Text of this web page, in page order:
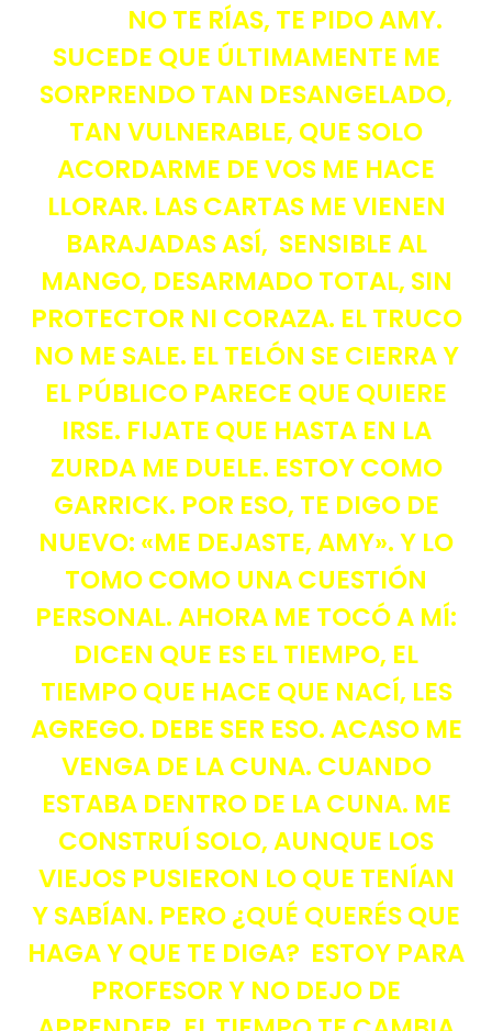
NO TE RÍAS, TE PIDO AMY.
SUCEDE QUE ÚLTIMAMENTE ME
SORPRENDO TAN DESANGELADO,
TAN VULNERABLE, QUE SOLO
ACORDARME DE VOS ME HACE
LLORAR. LAS CARTAS ME VIENEN
BARAJADAS ASÍ, SENSIBLE AL
MANGO, DESARMADO TOTAL, SIN
PROTECTOR NI CORAZA. EL TRUCO
NO ME SALE. EL TELÓN SE CIERRA Y
EL PÚBLICO PARECE QUE QUIERE
IRSE. FIJATE QUE HASTA EN LA
ZURDA ME DUELE. ESTOY COMO
GARRICK. POR ESO, TE DIGO DE
NUEVO: «ME DEJASTE, AMY». Y LO
TOMO COMO UNA CUESTIÓN
PERSONAL. AHORA ME TOCÓ A MÍ:
DICEN QUE ES EL TIEMPO, EL
TIEMPO QUE HACE QUE NACÍ, LES
AGREGO. DEBE SER ESO. ACASO ME
VENGA DE LA CUNA. CUANDO
ESTABA DENTRO DE LA CUNA. ME
CONSTRUÍ SOLO, AUNQUE LOS
VIEJOS PUSIERON LO QUE TENÍAN
Y SABÍAN. PERO ¿QUÉ QUERÉS QUE
HAGA Y QUE TE DIGA? ESTOY PARA
PROFESOR Y NO DEJO DE